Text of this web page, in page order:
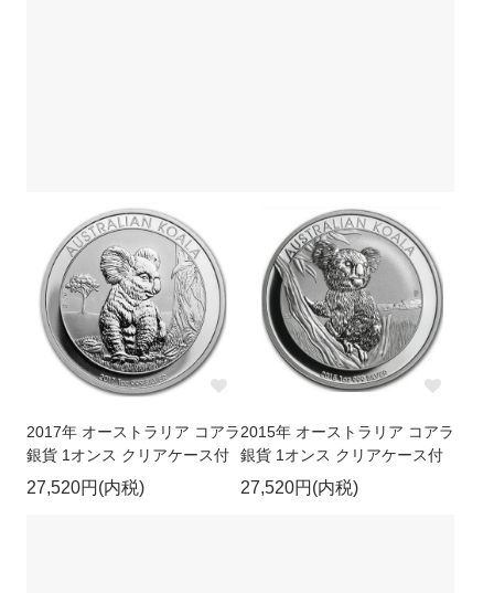
2017年 オーストラリア コアラ
銀貨 1オンス クリアケース付
27,520円(内税)
2015年 オーストラリア コアラ
銀貨 1オンス クリアケース付
27,520円(内税)